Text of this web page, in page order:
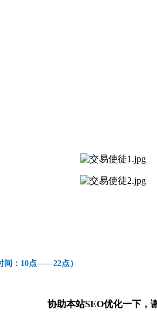
间：10点——22点）
协助本站SEO优化一下，